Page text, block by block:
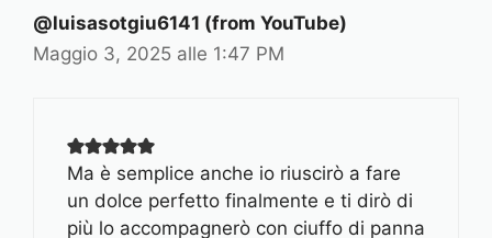
@luisasotgiu6141 (from YouTube)
Maggio 3, 2025 alle 1:47 PM
Ma è semplice anche io riuscirò a fare
un dolce perfetto finalmente e ti dirò di
più lo accompagnerò con ciuffo di panna